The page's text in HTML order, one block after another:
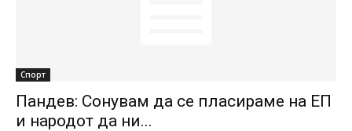
Спорт
Пандев: Сонувам да се пласираме на ЕП
и народот да ни...